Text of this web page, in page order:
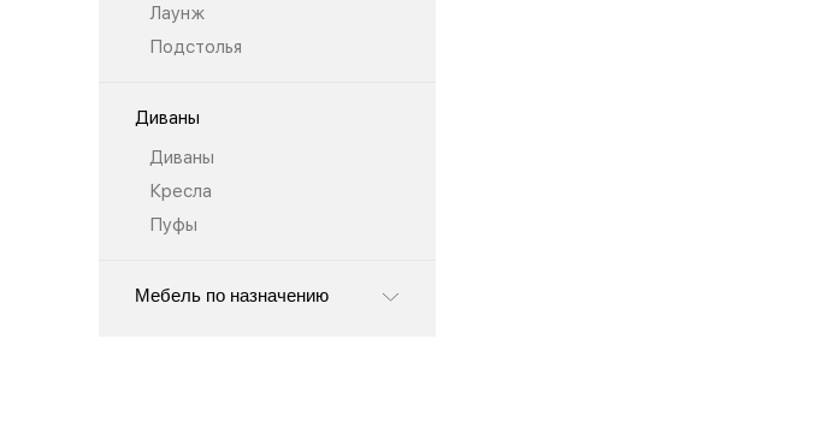
Лаунж
Подстолья
Диваны
Диваны
Кресла
Пуфы
Мебель по назначению